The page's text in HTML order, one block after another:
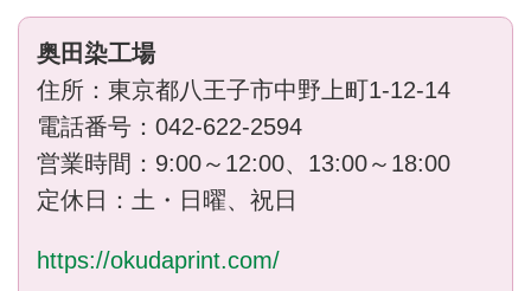
奥田染工場
住所：東京都八王子市中野上町1-12-14
電話番号：042-622-2594
営業時間：9:00～12:00、13:00～18:00
定休日：土・日曜、祝日
https://okudaprint.com/